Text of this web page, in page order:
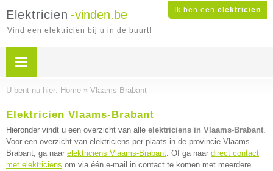
Ik ben een elektricien
Elektricien -vinden.be
Vind een elektricien bij u in de buurt!
U bent nu hier: Home » Vlaams-Brabant
Elektricien Vlaams-Brabant
Hieronder vindt u een overzicht van alle elektriciens in Vlaams-Brabant.
Voor een overzicht van elektriciens per plaats in de provincie Vlaams-
Brabant, ga naar elektriciens Vlaams-Brabant. Of ga naar direct contact
met elektriciens om via één e-mail in contact te komen met meerdere